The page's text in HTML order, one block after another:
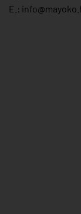
E.: info@mayoko.